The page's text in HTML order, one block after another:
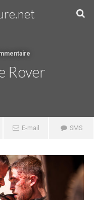
Rover
E-mail SMS